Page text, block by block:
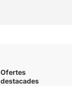
Ofertes
destacades